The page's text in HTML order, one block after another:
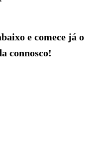
e comece já o
connosco!